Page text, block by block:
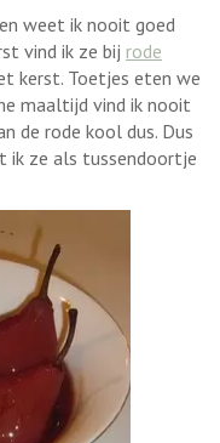
weet ik nooit goed
vind ik ze bij rode
kerst. Toetjes eten we
maaltijd vind ik nooit
de rode kool dus. Dus
ik ze als tussendoortje